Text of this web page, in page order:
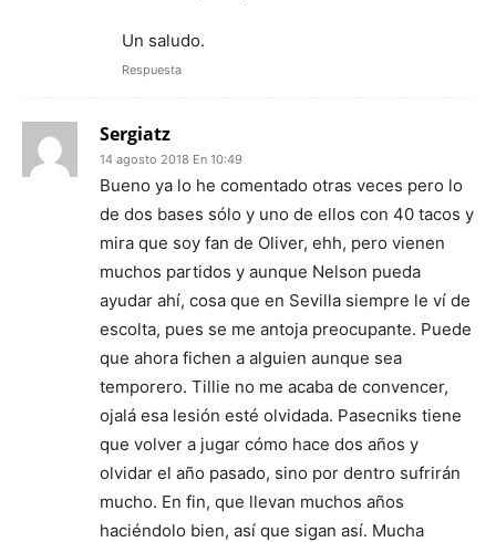
Un saludo.
Respuesta
Sergiatz
14 agosto 2018 En 10:49
Bueno ya lo he comentado otras veces pero lo
de dos bases sólo y uno de ellos con 40 tacos y
mira que soy fan de Oliver, ehh, pero vienen
muchos partidos y aunque Nelson pueda
ayudar ahí, cosa que en Sevilla siempre le ví de
escolta, pues se me antoja preocupante. Puede
que ahora fichen a alguien aunque sea
temporero. Tillie no me acaba de convencer,
ojalá esa lesión esté olvidada. Pasecniks tiene
que volver a jugar cómo hace dos años y
olvidar el año pasado, sino por dentro sufrirán
mucho. En fin, que llevan muchos años
haciéndolo bien, así que sigan así. Mucha